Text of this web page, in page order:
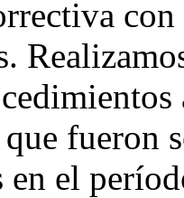
que fueron
en el